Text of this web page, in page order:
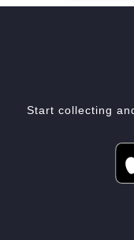
Start collecting